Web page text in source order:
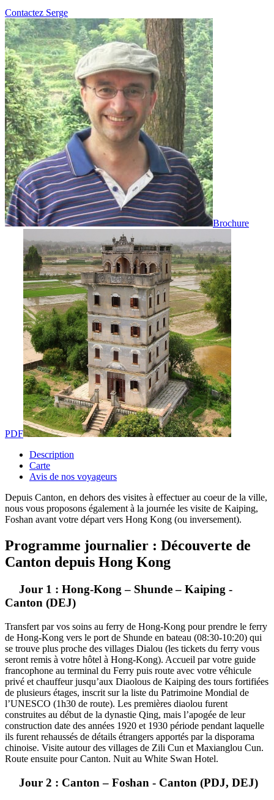
Contactez Serge
Brochure
PDF
Description
Carte
Avis de nos voyageurs
Depuis Canton, en dehors des visites à effectuer au coeur de la ville,
nous vous proposons également à la journée les visite de Kaiping,
Foshan avant votre départ vers Hong Kong (ou inversement).
Programme journalier : Découverte de
Canton depuis Hong Kong
Jour 1 : Hong-Kong – Shunde – Kaiping -
Canton (DEJ)
Transfert par vos soins au ferry de Hong-Kong pour prendre le ferry
de Hong-Kong vers le port de Shunde en bateau (08:30-10:20) qui
se trouve plus proche des villages Dialou (les tickets du ferry vous
seront remis à votre hôtel à Hong-Kong). Accueil par votre guide
francophone au terminal du Ferry puis route avec votre véhicule
privé et chauffeur jusqu’aux Diaolous de Kaiping des tours fortifiées
de plusieurs étages, inscrit sur la liste du Patrimoine Mondial de
l’UNESCO (1h30 de route). Les premières diaolou furent
construites au début de la dynastie Qing, mais l’apogée de leur
construction date des années 1920 et 1930 période pendant laquelle
ils furent rehaussés de détails étrangers apportés par la disporama
chinoise. Visite autour des villages de Zili Cun et Maxianglou Cun.
Route ensuite pour Canton. Nuit au White Swan Hotel.
Jour 2 : Canton – Foshan - Canton (PDJ, DEJ)